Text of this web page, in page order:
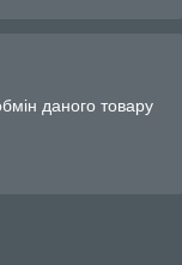
даного товару